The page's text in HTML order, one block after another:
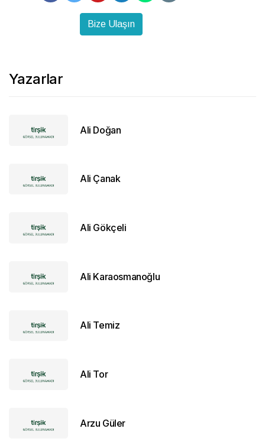
Bize Ulaşın
Yazarlar
Ali Doğan
Ali Çanak
Ali Gökçeli
Ali Karaosmanoğlu
Ali Temiz
Ali Tor
Arzu Güler